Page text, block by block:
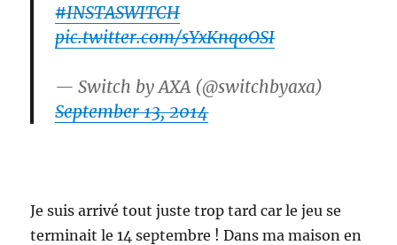
#INSTASWITCH
pic.twitter.com/sYxKnqoOSI
— Switch by AXA (@switchbyaxa)
September 13, 2014
Je suis arrivé tout juste trop tard car le jeu se
terminait le 14 septembre ! Dans ma maison en